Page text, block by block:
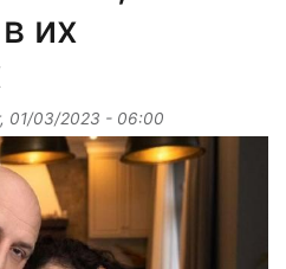
их
01/03/2023 - 06:00